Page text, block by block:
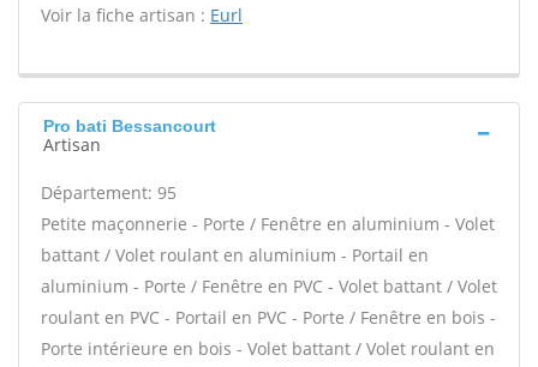
Voir la fiche artisan : Eurl
Pro bati Bessancourt
Artisan
Département: 95
Petite maçonnerie - Porte / Fenêtre en aluminium - Volet
battant / Volet roulant en aluminium - Portail en
aluminium - Porte / Fenêtre en PVC - Volet battant / Volet
roulant en PVC - Portail en PVC - Porte / Fenêtre en bois -
Porte intérieure en bois - Volet battant / Volet roulant en